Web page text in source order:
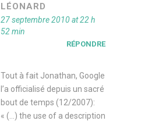
LÉONARD
27 septembre 2010 at 22 h
52 min
RÉPONDRE
Tout à fait Jonathan, Google
l’a officialisé depuis un sacré
bout de temps (12/2007):
« (…) the use of a description